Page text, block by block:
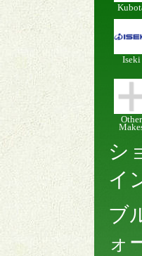
Iseki
Other
シ
イ
ブ
ォ